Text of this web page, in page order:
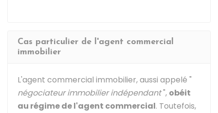
Cas particulier de l'agent commercial
immobilier
L'agent commercial immobilier, aussi appelé "
négociateur immobilier indépendant", obéit
au régime de l'agent commercial. Toutefois,